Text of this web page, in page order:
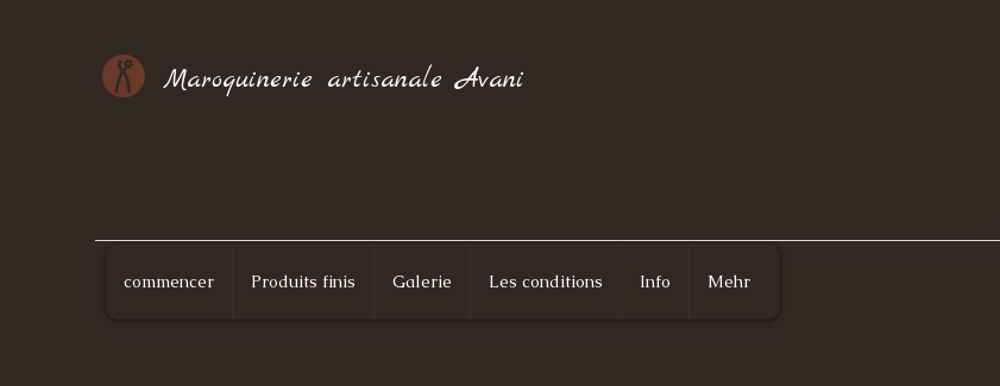
Maroquinerie artisanale Avani
commencer Produits finis Galerie Les conditions Info Mehr